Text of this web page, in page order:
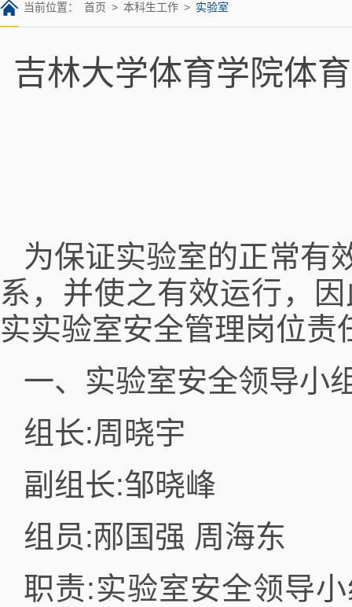
当前位置： 首页 > 本科生工作 > 实验室
吉林大学体育学院体
为保证实验室的正常有
系，并使之有效运行，
实实验室安全管理岗位责
一、实验室安全领导小
组长:周晓宇
副组长:邹晓峰
组员:邴国强 周海东
职责:实验室安全领导